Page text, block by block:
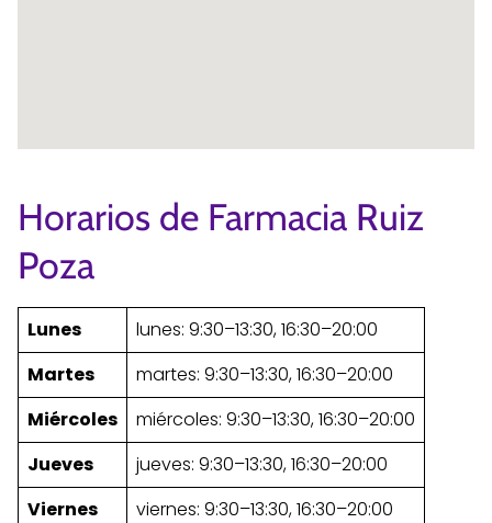
Horarios de Farmacia Ruiz
Poza
Lunes
lunes: 9:30–13:30, 16:30–20:00
Martes
martes: 9:30–13:30, 16:30–20:00
Miércoles
miércoles: 9:30–13:30, 16:30–20:00
Jueves
jueves: 9:30–13:30, 16:30–20:00
Viernes
viernes: 9:30–13:30, 16:30–20:00